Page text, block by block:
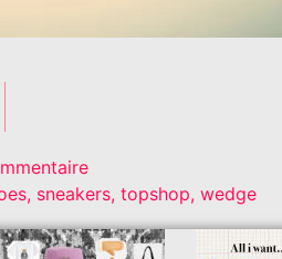
, sneakers, topshop, wedge